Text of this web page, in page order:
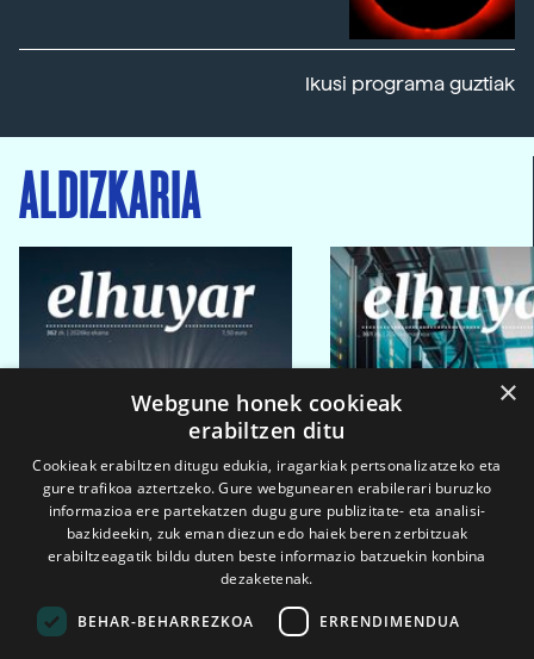
Ikusi programa guztiak
ALDIZKARIA
×
Webgune honek cookieak
erabiltzen ditu
Cookieak erabiltzen ditugu edukia, iragarkiak pertsonalizatzeko eta
gure trafikoa aztertzeko. Gure webgunearen erabilerari buruzko
informazioa ere partekatzen dugu gure publizitate- eta analisi-
bazkideekin, zuk eman diezun edo haiek beren zerbitzuak
erabiltzeagatik bildu duten beste informazio batzuekin konbina
dezaketenak.
BEHAR-BEHARREZKOA ERRENDIMENDUA